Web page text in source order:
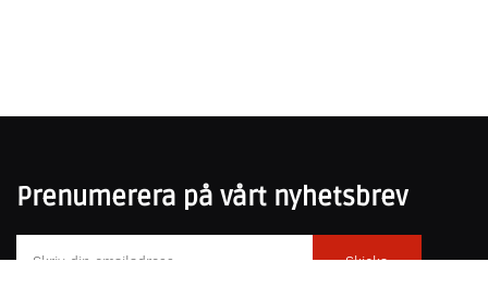
Prenumerera på vårt nyhetsbrev